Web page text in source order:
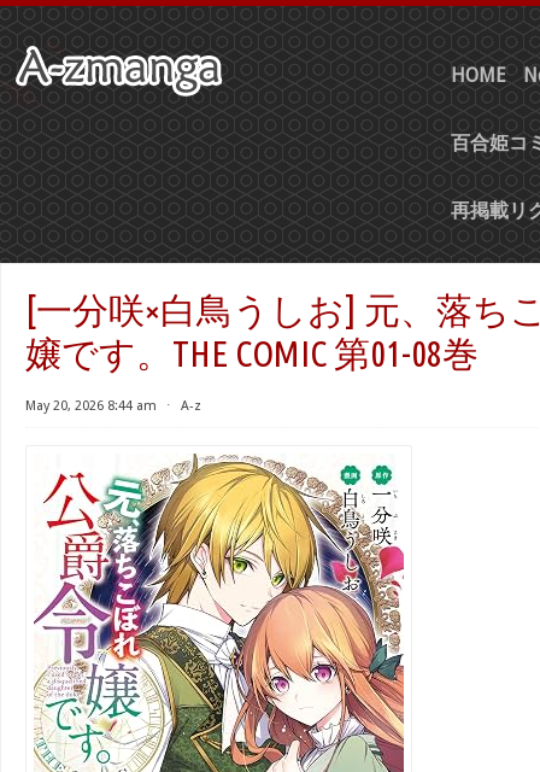
HOME
百合姫コ
再掲載リ
[一分咲×白鳥うしお] 元、落ち
嬢です。THE COMIC 第01-08巻
May 20, 2026 8:44 am ⋅ A-z